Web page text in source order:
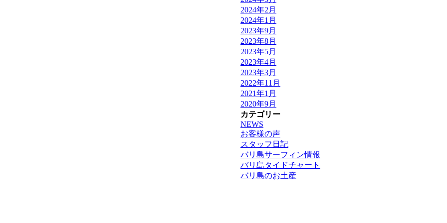
2024年2月
2024年1月
2023年9月
2023年8月
2023年5月
2023年4月
2023年3月
2022年11月
2021年1月
2020年9月
カテゴリー
NEWS
お客様の声
スタッフ日記
バリ島サーフィン情報
バリ島タイドチャート
バリ島のお土産